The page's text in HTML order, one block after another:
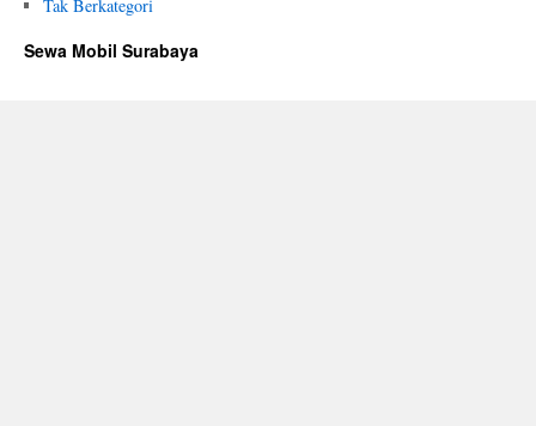
Tak Berkategori
Sewa Mobil Surabaya